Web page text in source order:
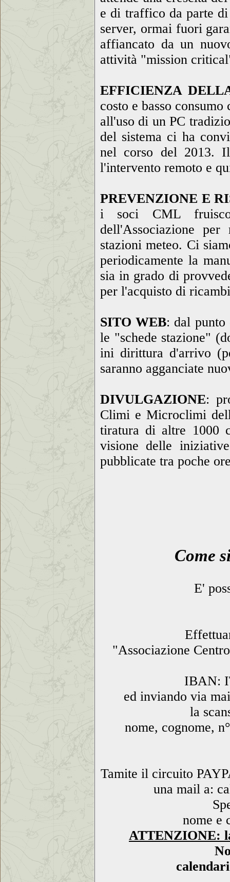
e di traffico da parte
server, ormai fuori
affiancato da un
attività "mission
EFFICIENZA
costo e basso
all'uso di un PC
del sistema ci ha
nel corso del 2013.
l'intervento remoto e
PREVENZIONE E
i soci CML
dell'Associazione
stazioni meteo. Ci
periodicamente la
sia in grado di
per l'acquisto di
SITO WEB: dal
le "schede stazione"
ini dirittura d'arrivo
saranno agganciate
DIVULGAZIONE:
Climi e Microclimi
tiratura di altre 1000
visione delle
pubblicate tra poche
Come
E'
"Associazione
IBAN:
ed inviando via
la
nome, cognome,
Tamite il circuito
una mail a:
nome e
ATTENZIONE: